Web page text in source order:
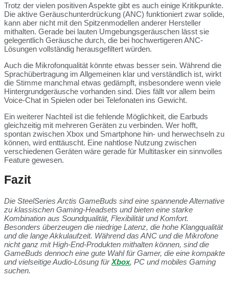
Trotz der vielen positiven Aspekte gibt es auch einige Kritikpunkte.
Die aktive Geräuschunterdrückung (ANC) funktioniert zwar solide,
kann aber nicht mit den Spitzenmodellen anderer Hersteller
mithalten. Gerade bei lauten Umgebungsgeräuschen lässt sie
gelegentlich Geräusche durch, die bei hochwertigeren ANC-
Lösungen vollständig herausgefiltert würden.
Auch die Mikrofonqualität könnte etwas besser sein. Während die
Sprachübertragung im Allgemeinen klar und verständlich ist, wirkt
die Stimme manchmal etwas gedämpft, insbesondere wenn viele
Hintergrundgeräusche vorhanden sind. Dies fällt vor allem beim
Voice-Chat in Spielen oder bei Telefonaten ins Gewicht.
Ein weiterer Nachteil ist die fehlende Möglichkeit, die Earbuds
gleichzeitig mit mehreren Geräten zu verbinden. Wer hofft,
spontan zwischen Xbox und Smartphone hin- und herwechseln zu
können, wird enttäuscht. Eine nahtlose Nutzung zwischen
verschiedenen Geräten wäre gerade für Multitasker ein sinnvolles
Feature gewesen.
Fazit
Die SteelSeries Arctis GameBuds sind eine spannende Alternative
zu klassischen Gaming-Headsets und bieten eine starke
Kombination aus Soundqualität, Flexibilität und Komfort.
Besonders überzeugen die niedrige Latenz, die hohe Klangqualität
und die lange Akkulaufzeit. Während das ANC und die Mikrofone
nicht ganz mit High-End-Produkten mithalten können, sind die
GameBuds dennoch eine gute Wahl für Gamer, die eine kompakte
und vielseitige Audio-Lösung fürXbox, PC und mobiles Gaming
suchen.